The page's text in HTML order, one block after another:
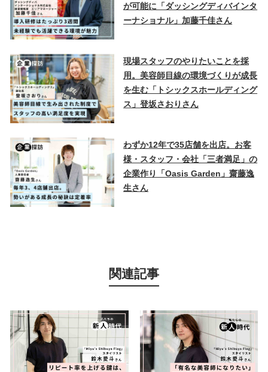
が可能に「ダッシングディバインタ
ーナショナル」加藤千佳さん
現場スタッフのやりたいことを採
用。美容師目線の環境づくりが成長
を生む「トシックスホールディング
ス」登坂さおりさん
わずか12年で35店舗を出店。お客
様・スタッフ・会社「三者満足」の
企業作り「Oasis Garden」齋藤逸
生さん
関連記事